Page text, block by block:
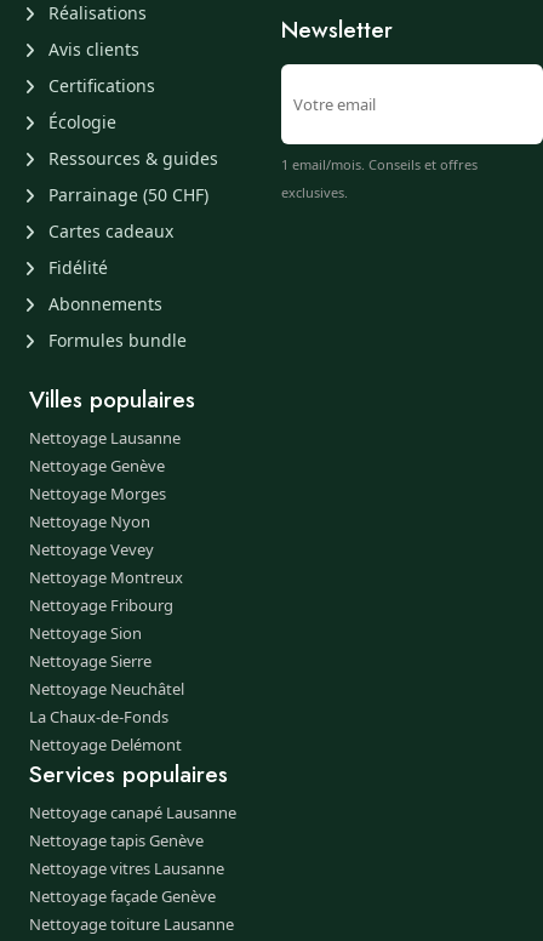
Réalisations
Avis clients
Certifications
Écologie
Ressources & guides
Parrainage (50 CHF)
Cartes cadeaux
Fidélité
Abonnements
Formules bundle
Newsletter
1 email/mois. Conseils et offres
exclusives.
Villes populaires
Nettoyage Lausanne
Nettoyage Genève
Nettoyage Morges
Nettoyage Nyon
Nettoyage Vevey
Nettoyage Montreux
Nettoyage Fribourg
Nettoyage Sion
Nettoyage Sierre
Nettoyage Neuchâtel
La Chaux-de-Fonds
Nettoyage Delémont
Services populaires
Nettoyage canapé Lausanne
Nettoyage tapis Genève
Nettoyage vitres Lausanne
Nettoyage façade Genève
Nettoyage toiture Lausanne